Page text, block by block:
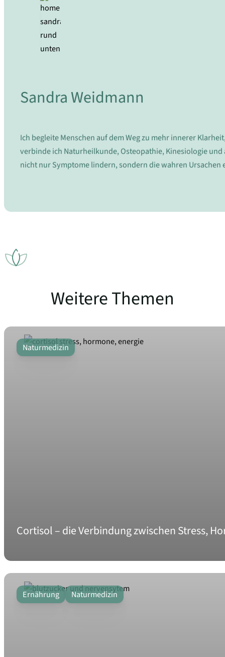
Sandra Weidmann
Ich begleite Menschen auf dem Weg zu mehr innerer
verbinde ich Naturheilkunde, Osteopathie, Kinesiologie
nicht nur Symptome lindern, sondern die wahren
Weitere Themen
Naturmedizin
Cortisol – die Verbindung zwischen Stress,
Ernährung Naturmedizin